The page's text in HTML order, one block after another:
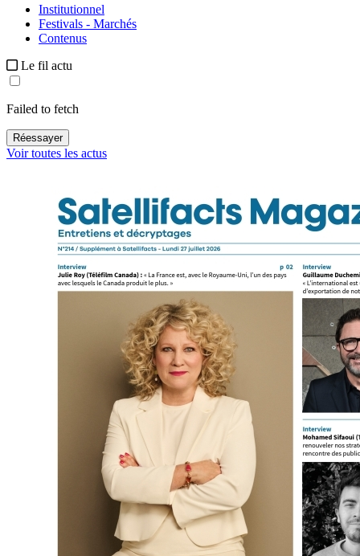
Institutionnel
Festivals - Marchés
Contenus
Le fil actu
Failed to fetch
Réessayer
Voir toutes les actus